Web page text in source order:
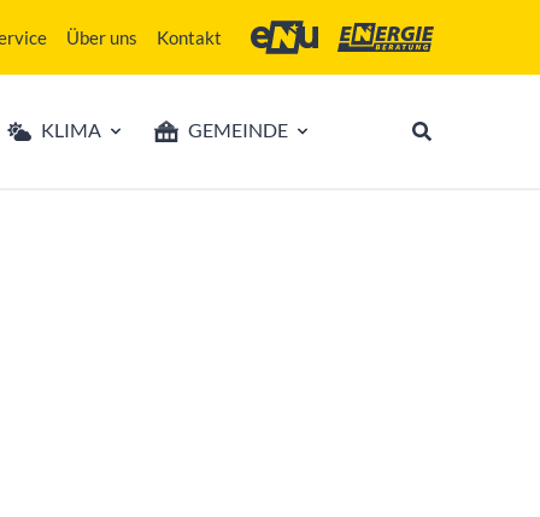
Über uns Kontakt
Energie- und Umweltagentur des
Energieberatung
KLIMA GEMEINDE